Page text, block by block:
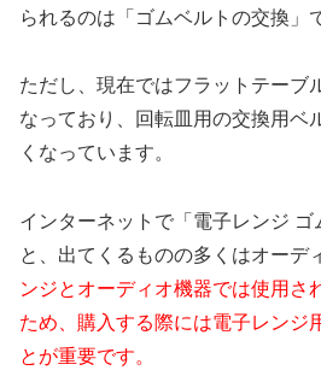
られるのは「ゴムベルトの交換」
ただし、現在ではフラットテーブ
なっており、回転皿用の交換用ベ
くなっています。
インターネットで「電子レンジ ゴ
と、出てくるものの多くはオーデ
ンジとオーディオ機器では使用さ
ため、購入する際には電子レンジ
とが重要です。